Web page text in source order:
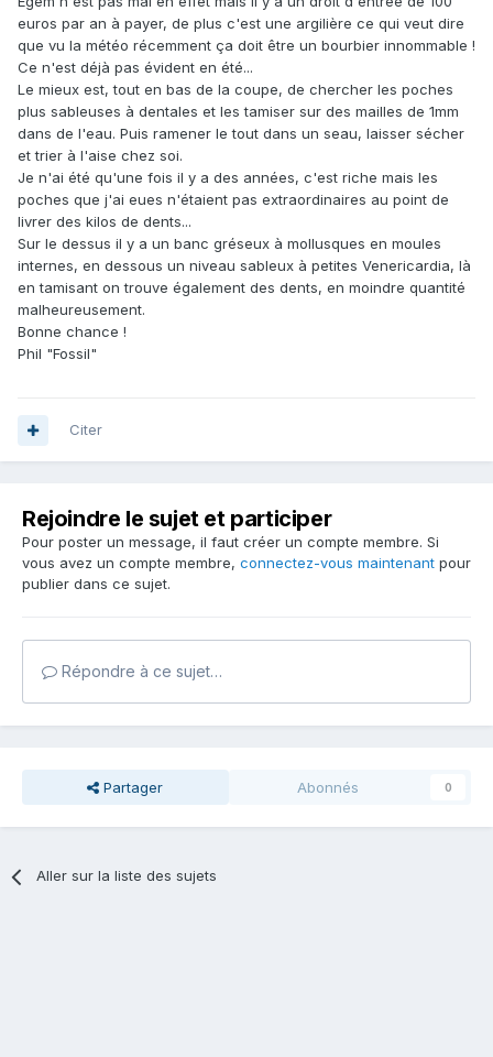
euros par an à payer, de plus c'est une argilière ce qui veut dire
que vu la météo récemment ça doit être un bourbier innommable !
Ce n'est déjà pas évident en été...
Le mieux est, tout en bas de la coupe, de chercher les poches
plus sableuses à dentales et les tamiser sur des mailles de 1mm
dans de l'eau. Puis ramener le tout dans un seau, laisser sécher
et trier à l'aise chez soi.
Je n'ai été qu'une fois il y a des années, c'est riche mais les
poches que j'ai eues n'étaient pas extraordinaires au point de
livrer des kilos de dents...
Sur le dessus il y a un banc gréseux à mollusques en moules
internes, en dessous un niveau sableux à petites Venericardia, là
en tamisant on trouve également des dents, en moindre quantité
malheureusement.
Bonne chance !
Phil "Fossil"
Citer
Rejoindre le sujet et participer
Pour poster un message, il faut créer un compte membre. Si
vous avez un compte membre, connectez-vous maintenant pour
publier dans ce sujet.
Répondre à ce sujet…
Partager Abonnés 0
Aller sur la liste des sujets